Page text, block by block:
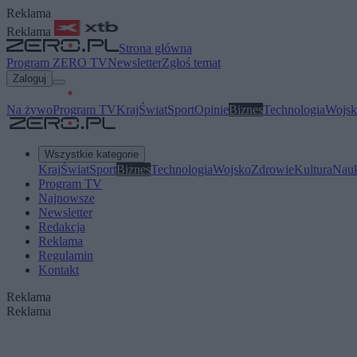
Reklama
Reklama
Strona główna
Program ZERO TVNewsletterZgłoś temat
Zaloguj
Na żywoProgram TVKrajŚwiatSportOpinieBiznesTechnologia
Wszystkie kategorie
KrajŚwiatSportBiznesTechnologiaWojskoZdrowieKultura
Program TV
Najnowsze
Newsletter
Redakcja
Reklama
Regulamin
Kontakt
Reklama
Reklama